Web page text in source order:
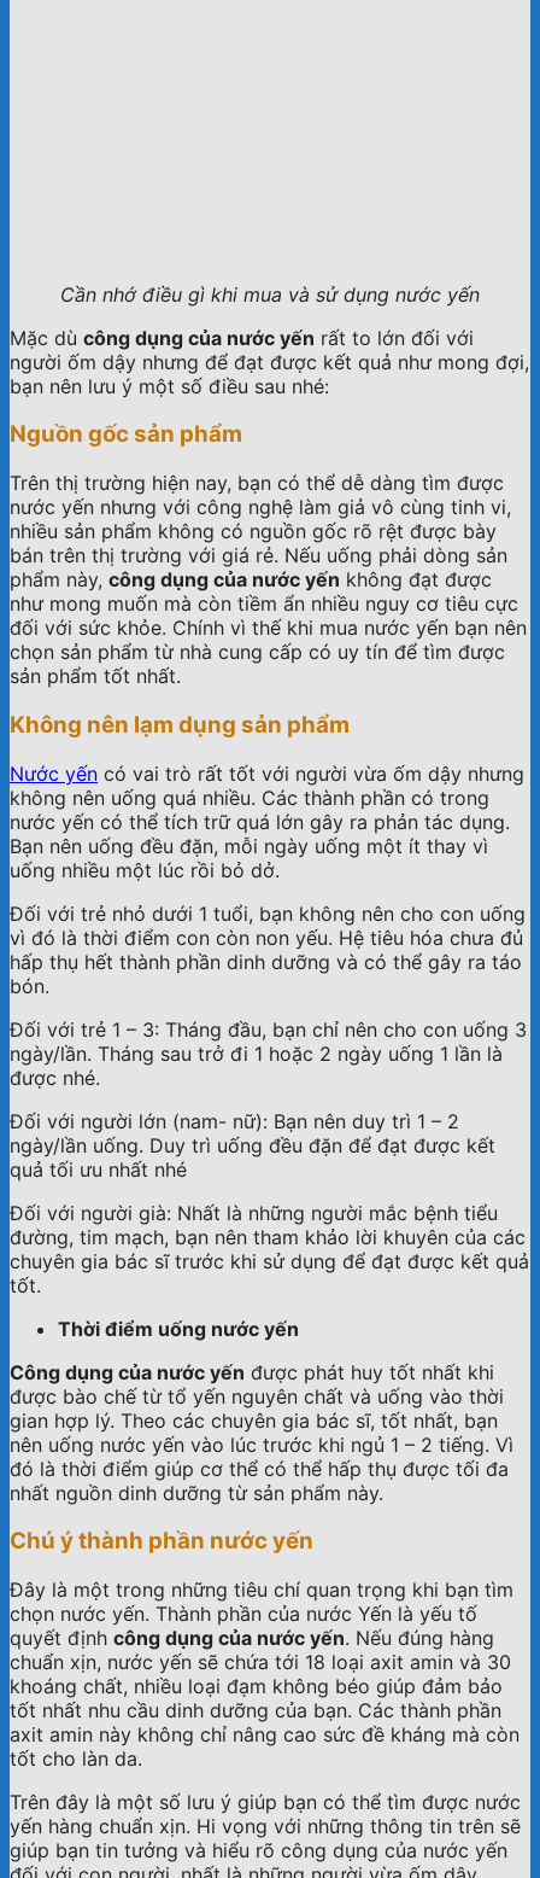
Cần nhớ điều gì khi mua và sử dụng nước yến
Mặc dù công dụng của nước yến rất to lớn đối với
người ốm dậy nhưng để đạt được kết quả như mong đợi,
bạn nên lưu ý một số điều sau nhé:
Nguồn gốc sản phẩm
Trên thị trường hiện nay, bạn có thể dễ dàng tìm được
nước yến nhưng với công nghệ làm giả vô cùng tinh vi,
nhiều sản phẩm không có nguồn gốc rõ rệt được bày
bán trên thị trường với giá rẻ. Nếu uống phải dòng sản
phẩm này, công dụng của nước yến không đạt được
như mong muốn mà còn tiềm ẩn nhiều nguy cơ tiêu cực
đối với sức khỏe. Chính vì thế khi mua nước yến bạn nên
chọn sản phẩm từ nhà cung cấp có uy tín để tìm được
sản phẩm tốt nhất.
Không nên lạm dụng sản phẩm
Nước yến có vai trò rất tốt với người vừa ốm dậy nhưng
không nên uống quá nhiều. Các thành phần có trong
nước yến có thể tích trữ quá lớn gây ra phản tác dụng.
Bạn nên uống đều đặn, mỗi ngày uống một ít thay vì
uống nhiều một lúc rồi bỏ dở.
Đối với trẻ nhỏ dưới 1 tuổi, bạn không nên cho con uống
vì đó là thời điểm con còn non yếu. Hệ tiêu hóa chưa đủ
hấp thụ hết thành phần dinh dưỡng và có thể gây ra táo
bón.
Đối với trẻ 1 – 3: Tháng đầu, bạn chỉ nên cho con uống 3
ngày/lần. Tháng sau trở đi 1 hoặc 2 ngày uống 1 lần là
được nhé.
Đối với người lớn (nam- nữ): Bạn nên duy trì 1 – 2
ngày/lần uống. Duy trì uống đều đặn để đạt được kết
quả tối ưu nhất nhé
Đối với người già: Nhất là những người mắc bệnh tiểu
đường, tim mạch, bạn nên tham khảo lời khuyên của các
chuyên gia bác sĩ trước khi sử dụng để đạt được kết quả
tốt.
Thời điểm uống nước yến
Công dụng của nước yến được phát huy tốt nhất khi
được bào chế từ tổ yến nguyên chất và uống vào thời
gian hợp lý. Theo các chuyên gia bác sĩ, tốt nhất, bạn
nên uống nước yến vào lúc trước khi ngủ 1 – 2 tiếng. Vì
đó là thời điểm giúp cơ thể có thể hấp thụ được tối đa
nhất nguồn dinh dưỡng từ sản phẩm này.
Chú ýthành phần nước yến
Đây là một trong những tiêu chí quan trọng khi bạn tìm
chọn nước yến. Thành phần của nước Yến là yếu tố
quyết định công dụng của nước yến. Nếu đúng hàng
chuẩn xịn, nước yến sẽ chứa tới 18 loại axit amin và 30
khoáng chất, nhiều loại đạm không béo giúp đảm bảo
tốt nhất nhu cầu dinh dưỡng của bạn. Các thành phần
axit amin này không chỉ nâng cao sức đề kháng mà còn
tốt cho làn da.
Trên đây là một số lưu ý giúp bạn có thể tìm được nước
yến hàng chuẩn xịn. Hi vọng với những thông tin trên sẽ
giúp bạn tin tưởng và hiểu rõ công dụng của nước yến